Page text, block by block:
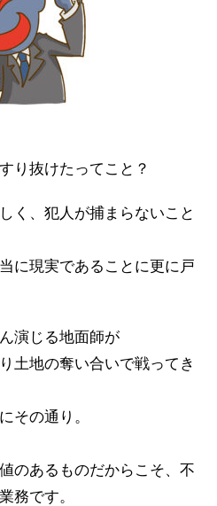
り抜けたってこと？
く、犯人が捕まらないこと
に現実であることに更に戸
演じる地面師が
土地の奪い合いで戦ってき
その通り。
のあるものだからこそ、不
務です。